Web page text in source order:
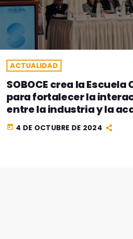
ACTUALIDAD
SOBOCE crea la Escuela
para fortalecer la
entre la industria y la
today 4 DE OCTUBRE DE 2024